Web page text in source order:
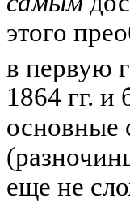
этого
в первую
1864 гг. и
основные
еще не